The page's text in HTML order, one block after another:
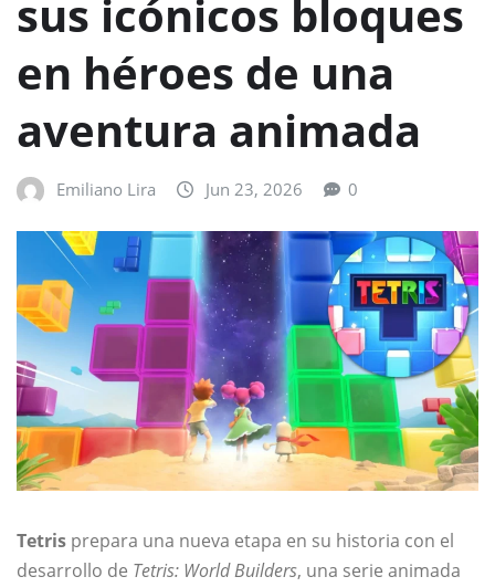
sus icónicos bloques
en héroes de una
aventura animada
Emiliano Lira Jun 23, 2026 0
Tetris prepara una nueva etapa en su historia con el
desarrollo de Tetris: World Builders, una serie animada